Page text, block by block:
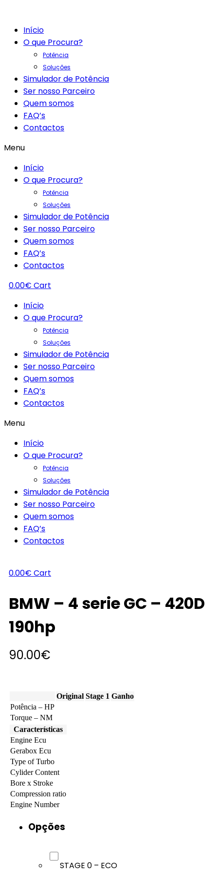
Início
O que Procura?
Potência
Soluções
Simulador de Potência
Ser nosso Parceiro
Quem somos
FAQ’s
Contactos
Menu
Início
O que Procura?
Potência
Soluções
Simulador de Potência
Ser nosso Parceiro
Quem somos
FAQ’s
Contactos
0.00€ Cart
Início
O que Procura?
Potência
Soluções
Simulador de Potência
Ser nosso Parceiro
Quem somos
FAQ’s
Contactos
Menu
Início
O que Procura?
Potência
Soluções
Simulador de Potência
Ser nosso Parceiro
Quem somos
FAQ’s
Contactos
0.00€ Cart
BMW – 4 serie GC – 420D
190hp
90.00€
Original Stage 1 Ganho
Potência – HP
Torque – NM
Características
Engine Ecu
Gerabox Ecu
Type of Turbo
Cylider Content
Bore x Stroke
Compression ratio
Engine Number
Opções
STAGE 0 – ECO